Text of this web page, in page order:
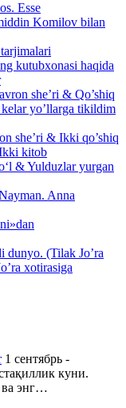
Esse
Komilov bilan
kutubxonasi haqida
she’ri & Qo’shiq
yo’llarga tikildim
she’ri & Ikki qo’shiq
kitob
& Yulduzlar yurgan
Anna
dunyo. (Tilak Jo’ra
xotirasiga
1 сентябрь -
куни.
энг…